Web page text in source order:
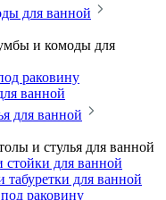
для ванной
и комоды для
раковину
ванной
для ванной
и стулья для ванной
для ванной
табуретки для ванной
раковину